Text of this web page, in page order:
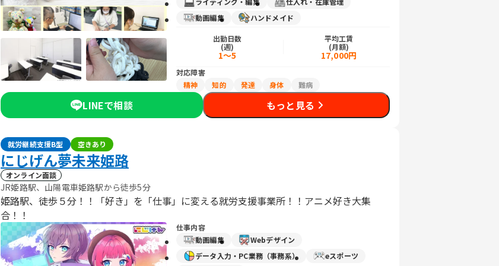
動画編集
ハンドメイド
出勤日数
(週)
1～5
平均工賃
(月額)
17,000円
対応障害
精神
知的 発達 身体 難病
LINEで相談 もっと見る
就労継続支援B型 空きあり
にじげん夢未来姫路
オンライン面談
JR姫路駅、山陽電車姫路駅から徒歩5分
姫路駅、徒歩５分！！「好き」を「仕事」に変える就労支援事業所！！アニメ好き大集
合！！
仕事内容
動画編集
Webデザイン
データ入力・PC業務（事務系）
eスポーツ